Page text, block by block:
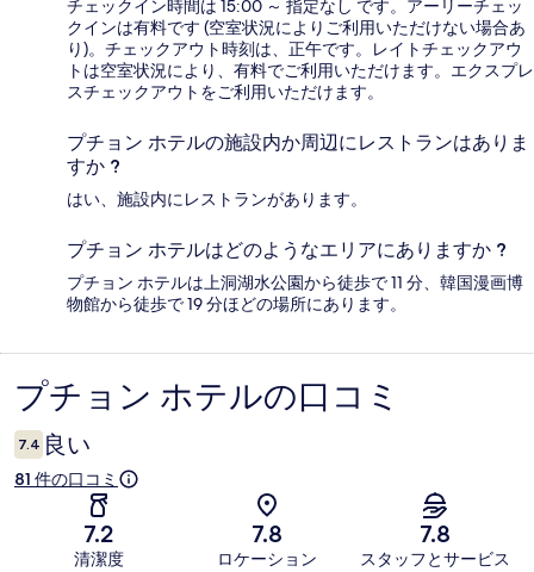
チェックイン時間は 15:00 ～ 指定なし です。アーリーチェッ
クインは有料です (空室状況によりご利用いただけない場合あ
り)。チェックアウト時刻は、正午です。レイトチェックアウ
トは空室状況により、有料でご利用いただけます。エクスプレ
スチェックアウトをご利用いただけます。
プチョン ホテルの施設内か周辺にレストランはありま
すか ?
はい、施設内にレストランがあります。
プチョン ホテルはどのようなエリアにありますか ?
プチョン ホテルは上洞湖水公園から徒歩で 11 分、韓国漫画博
物館から徒歩で 19 分ほどの場所にあります。
口
コ
ミ
プチョン ホテルの口コミ
7.4 良い
81 件の口コミ
7.2
清潔度
7.8
ロケーション
7.8
スタッフとサービス